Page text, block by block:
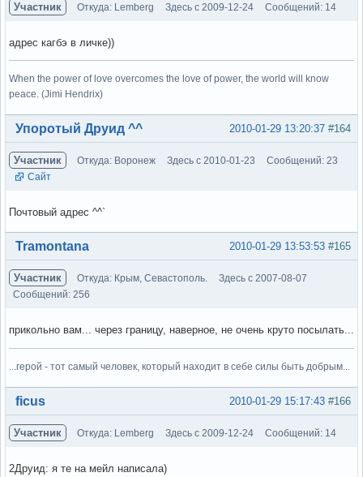
Участник Откуда: Lemberg Здесь с 2009-12-24 Сообщений: 14
адрес кагбэ в личке))
When the power of love overcomes the love of power, the world will know
peace. (Jimi Hendrix)
Вне форума #164
2010-01-29 13:20:37
Упоротый Друид ^^
Участник Откуда: Воронеж Здесь с 2010-01-23
Сообщений: 23
Сайт
Почтовый адрес ^^`
Вне форума #165
2010-01-29 13:53:53
Tramontana
Участник Откуда: Крым, Севастополь.
Здесь с 2007-08-07
Сообщений: 256
прикольно вам... через границу, наверное, не очень круто посылать...
...герой - тот самый человек, который находит в себе силы быть добрым...
Вне форума #166
2010-01-29 15:17:43
ficus
Участник Откуда: Lemberg Здесь с 2009-12-24 Сообщений: 14
2Друид: я те на мейл написала)